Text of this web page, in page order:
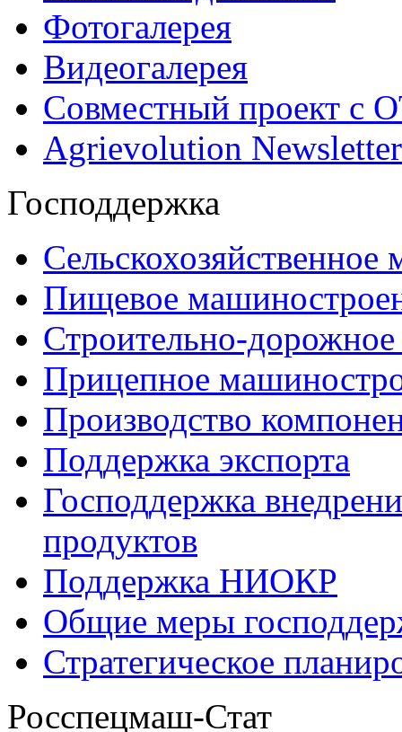
Фотогалерея
Видеогалерея
Совместный проект с
Agrievolution Newsletter
Господдержка
Пищевое
Строительно-
Прицепное
Производство
Поддержка экспорта
Господдержка
продуктов
Поддержка НИОКР
Общие меры
Стратегическое
Росспецмаш-Стат